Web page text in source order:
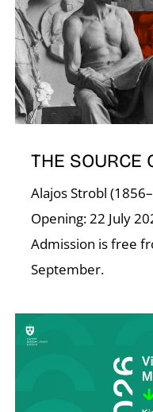
THE SOURCE
Alajos Strobl
Opening: 22 July
Admission is free
September.